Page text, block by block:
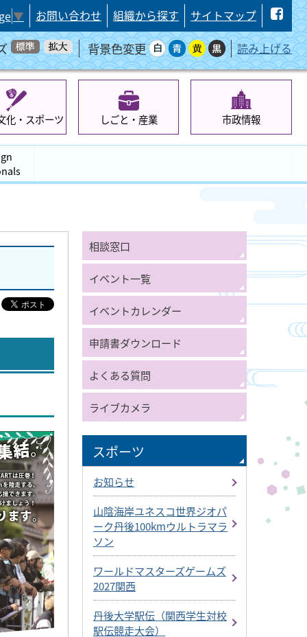
▼ お問い合わせ 組織から探す サイトマップ
背景色変更 読み上げる
化・スポーツ しごと・産業 市政情報
相談窓口
イベント一覧
イベントカレンダー
申請書ダウンロード
よくある質問
ライブカメラ
スポーツ
お知らせ
山陰海岸ユネスコ世界ジオパ
ーク丹後100kmウルトラマラ
ソン
ワールドマスターズゲームズ
2027関西
丹後大学駅伝（関西学生対校
駅伝競走大会）